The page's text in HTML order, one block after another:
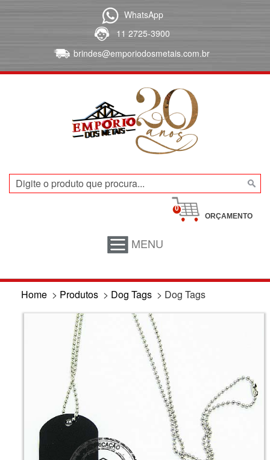
WhatsApp
11 2725-3900
brindes@emporiodosmetais.com.br
0
ORÇAMENTO
MENU
Home > Produtos > Dog Tags > Dog Tags